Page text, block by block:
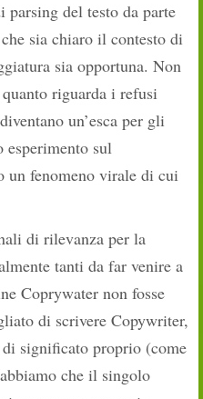
parsing del testo da parte
sia chiaro il contesto di
sia opportuna. Non
riguarda i refusi
un’esca per gli
esperimento sul
un fenomeno virale di cui
di rilevanza per la
tanti da far venire a
Coprywater non fosse
di scrivere Copywriter,
significato proprio (come
che il singolo